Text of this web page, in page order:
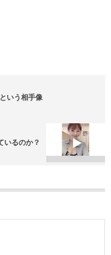
いう相手像
いるのか？